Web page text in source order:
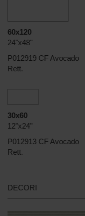
60x120
24"x48"
P012919 CF Avocado
Rett.
30x60
12"x24"
P012913 CF Avocado
Rett.
DECORI